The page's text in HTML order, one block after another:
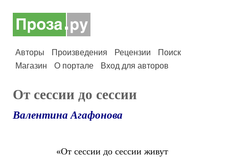
Авторы Произведения Рецензии
Поиск
Магазин
О портале Вход для авторов
От сессии до сессии
Валентина Агафонова
«От сессии до сессии живут